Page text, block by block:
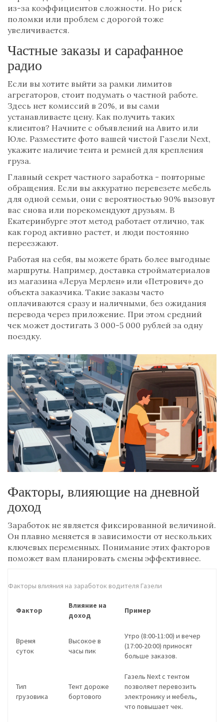
из-за коэффициентов сложности. Но риск
поломки или проблем с дорогой тоже
увеличивается.
Частные заказы и сарафанное
радио
Если вы хотите выйти за рамки лимитов
агрегаторов, стоит подумать о частной работе.
Здесь нет комиссий в 20%, и вы сами
устанавливаете цену. Как получить таких
клиентов? Начните с объявлений на Авито или
Юле. Разместите фото вашей чистой Газели Next,
укажите наличие тента и ремней для крепления
груза.
Главный секрет частного заработка - повторные
обращения. Если вы аккуратно перевезете мебель
для одной семьи, они с вероятностью 90% вызовут
вас снова или порекомендуют друзьям. В
Екатеринбурге этот метод работает отлично, так
как город активно растет, и люди постоянно
переезжают.
Работая на себя, вы можете брать более выгодные
маршруты. Например, доставка стройматериалов
из магазина «Леруа Мерлен» или «Петрович» до
объекта заказчика. Такие заказы часто
оплачиваются сразу и наличными, без ожидания
перевода через приложение. При этом средний
чек может достигать 3 000-5 000 рублей за одну
поездку.
Факторы, влияющие на дневной
доход
Заработок не является фиксированной величиной.
Он плавно меняется в зависимости от нескольких
ключевых переменных. Понимание этих факторов
поможет вам планировать смены эффективнее.
Факторы влияния на заработок водителя Газели
Фактор
Влияние на
доход
Пример
Время
суток
Высокое в
часы пик
Утро (8:00-11:00) и вечер
(17:00-20:00) приносят
больше заказов.
Тип
грузовика
Тент дороже
бортового
Газель Nextс тентом
позволяет перевозить
электронику и мебель,
что повышает чек.